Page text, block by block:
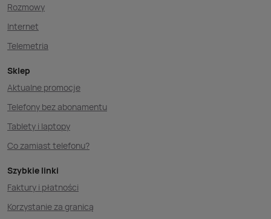
Rozmowy
Internet
Telemetria
Sklep
Aktualne promocje
Telefony bez abonamentu
Tablety i laptopy
Co zamiast telefonu?
Szybkie linki
Faktury i płatności
Korzystanie za granicą